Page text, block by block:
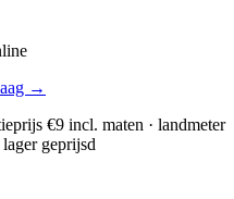
→
€9 incl. maten · landmeter
geprijsd